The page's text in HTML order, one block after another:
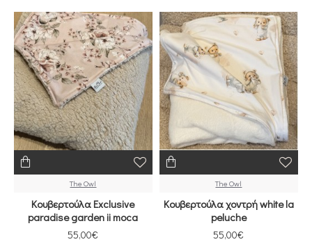
The Owl
Κουβερτούλα Exclusive
paradise garden ii moca
55,00€
The Owl
Κουβερτούλα χοντρή white la
peluche
55,00€